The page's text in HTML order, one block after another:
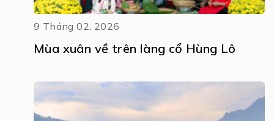
9 Tháng 02, 2026
Mùa xuân về trên làng cổ Hùng Lô